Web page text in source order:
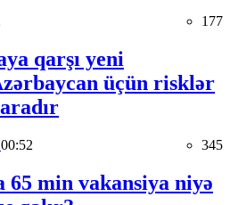
177
qarşı yeni
üçün risklər
00:52 345
65 min vakansiya niyə